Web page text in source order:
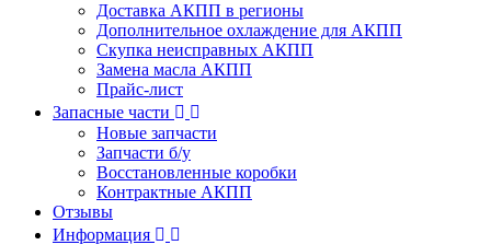
Доставка АКПП в регионы
Дополнительное охлаждение для АКПП
Скупка неисправных АКПП
Замена масла АКПП
Прайс-лист
Запасные части
Новые запчасти
Запчасти б/у
Восстановленные коробки
Контрактные АКПП
Отзывы
Информация